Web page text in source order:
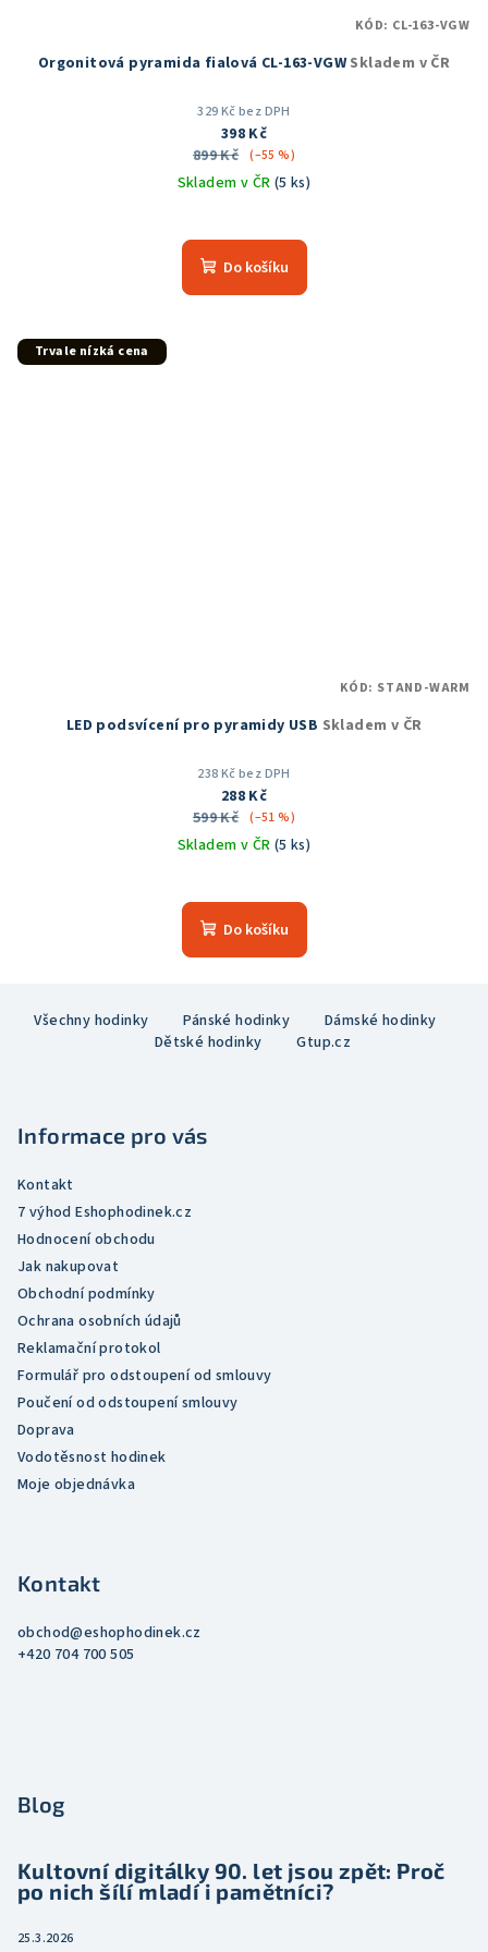
Orgonitová pyramida fialová CL-163-VGWSkladem v ČR
329 Kč bez DPH
398 Kč
899 Kč (–55 %)
Skladem v ČR (5 ks)
hodnocení
produktu
Do košíku
KÓD: CL-163-VGW
Trvale nízká cena
LED podsvícení pro pyramidy USB Skladem v ČR
238 Kč bez DPH
288 Kč
599 Kč (–51 %)
Skladem v ČR (5 ks)
hodnocení
produktu
hvězdiček.
Do košíku
KÓD: STAND-WARM
Všechny hodinky Pánské hodinky
Dámské hodinky
Dětské hodinky
Gtup.cz
Informace pro vás
Kontakt
7 výhod Eshophodinek.cz
Hodnocení obchodu
Jak nakupovat
Obchodní podmínky
Ochrana osobních údajů
Reklamační protokol
Formulář pro odstoupení od smlouvy
Poučení od odstoupení smlouvy
Doprava
Vodotěsnost hodinek
Moje objednávka
Kontakt
obchod@eshophodinek.cz
+420 704 700 505
Blog
Kultovní digitálky 90. let jsou zpět: Proč
po nich šílí mladí i pamětníci?
25.3.2026